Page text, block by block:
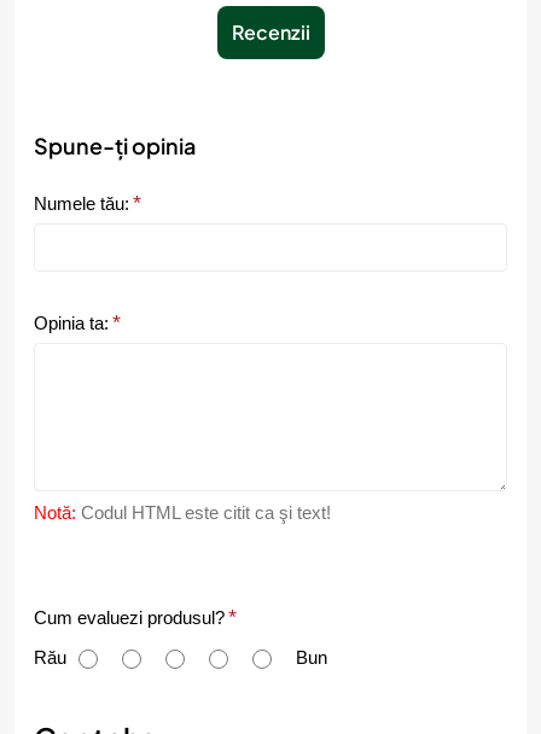
Recenzii
Spune-ți opinia
Numele tău:
Opinia ta:
Notă: Codul HTML este citit ca şi text!
C
u
Cum evaluezi produsul?
Rău
Bun